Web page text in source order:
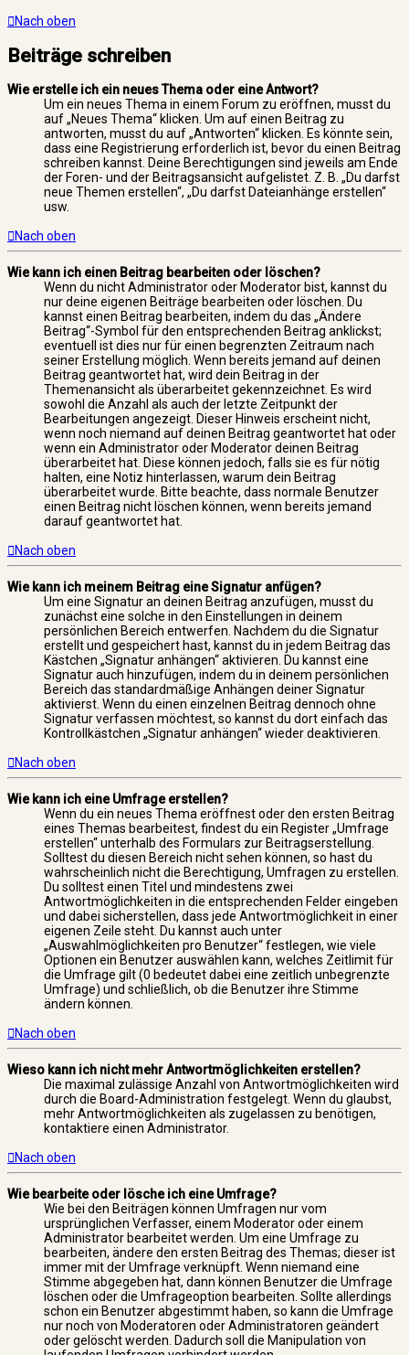
Nach oben
Beiträge schreiben
Wie erstelle ich ein neues Thema oder eine Antwort?
Um ein neues Thema in einem Forum zu eröffnen, musst du
auf „Neues Thema“ klicken. Um auf einen Beitrag zu
antworten, musst du auf „Antworten“ klicken. Es könnte sein,
dass eine Registrierung erforderlich ist, bevor du einen Beitrag
schreiben kannst. Deine Berechtigungen sind jeweils am Ende
der Foren- und der Beitragsansicht aufgelistet. Z. B. „Du darfst
neue Themen erstellen“, „Du darfst Dateianhänge erstellen“
usw.
Nach oben
Wie kann ich einen Beitrag bearbeiten oder löschen?
Wenn du nicht Administrator oder Moderator bist, kannst du
nur deine eigenen Beiträge bearbeiten oder löschen. Du
kannst einen Beitrag bearbeiten, indem du das „Ändere
Beitrag“-Symbol für den entsprechenden Beitrag anklickst;
eventuell ist dies nur für einen begrenzten Zeitraum nach
seiner Erstellung möglich. Wenn bereits jemand auf deinen
Beitrag geantwortet hat, wird dein Beitrag in der
Themenansicht als überarbeitet gekennzeichnet. Es wird
sowohl die Anzahl als auch der letzte Zeitpunkt der
Bearbeitungen angezeigt. Dieser Hinweis erscheint nicht,
wenn noch niemand auf deinen Beitrag geantwortet hat oder
wenn ein Administrator oder Moderator deinen Beitrag
überarbeitet hat. Diese können jedoch, falls sie es für nötig
halten, eine Notiz hinterlassen, warum dein Beitrag
überarbeitet wurde. Bitte beachte, dass normale Benutzer
einen Beitrag nicht löschen können, wenn bereits jemand
darauf geantwortet hat.
Nach oben
Wie kann ich meinem Beitrag eine Signatur anfügen?
Um eine Signatur an deinen Beitrag anzufügen, musst du
zunächst eine solche in den Einstellungen in deinem
persönlichen Bereich entwerfen. Nachdem du die Signatur
erstellt und gespeichert hast, kannst du in jedem Beitrag das
Kästchen „Signatur anhängen“ aktivieren. Du kannst eine
Signatur auch hinzufügen, indem du in deinem persönlichen
Bereich das standardmäßige Anhängen deiner Signatur
aktivierst. Wenn du einen einzelnen Beitrag dennoch ohne
Signatur verfassen möchtest, so kannst du dort einfach das
Kontrollkästchen „Signatur anhängen“ wieder deaktivieren.
Nach oben
Wie kann ich eine Umfrage erstellen?
Wenn du ein neues Thema eröffnest oder den ersten Beitrag
eines Themas bearbeitest, findest du ein Register „Umfrage
erstellen“ unterhalb des Formulars zur Beitragserstellung.
Solltest du diesen Bereich nicht sehen können, so hast du
wahrscheinlich nicht die Berechtigung, Umfragen zu erstellen.
Du solltest einen Titel und mindestens zwei
Antwortmöglichkeiten in die entsprechenden Felder eingeben
und dabei sicherstellen, dass jede Antwortmöglichkeit in einer
eigenen Zeile steht. Du kannst auch unter
„Auswahlmöglichkeiten pro Benutzer“ festlegen, wie viele
Optionen ein Benutzer auswählen kann, welches Zeitlimit für
die Umfrage gilt (0 bedeutet dabei eine zeitlich unbegrenzte
Umfrage) und schließlich, ob die Benutzer ihre Stimme
ändern können.
Nach oben
Wieso kann ich nicht mehr Antwortmöglichkeiten erstellen?
Die maximal zulässige Anzahl von Antwortmöglichkeiten wird
durch die Board-Administration festgelegt. Wenn du glaubst,
mehr Antwortmöglichkeiten als zugelassen zu benötigen,
kontaktiere einen Administrator.
Nach oben
Wie bearbeite oder lösche ich eine Umfrage?
Wie bei den Beiträgen können Umfragen nur vom
ursprünglichen Verfasser, einem Moderator oder einem
Administrator bearbeitet werden. Um eine Umfrage zu
bearbeiten, ändere den ersten Beitrag des Themas; dieser ist
immer mit der Umfrage verknüpft. Wenn niemand eine
Stimme abgegeben hat, dann können Benutzer die Umfrage
löschen oder die Umfrageoption bearbeiten. Sollte allerdings
schon ein Benutzer abgestimmt haben, so kann die Umfrage
nur noch von Moderatoren oder Administratoren geändert
oder gelöscht werden. Dadurch soll die Manipulation von